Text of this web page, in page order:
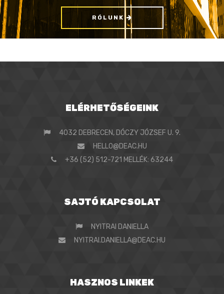
RÓLUNK
ELÉRHETŐSÉGEINK
4032 DEBRECEN, DÓCZY JÓZSEF U. 9.
HELLO@DEAC.HU
+36 (52) 512-721 MELLÉK: 63244
SAJTÓ KAPCSOLAT
NYITRAI DANIELLA
NYITRAI.DANIELLA@DEAC.HU
HASZNOS LINKEK